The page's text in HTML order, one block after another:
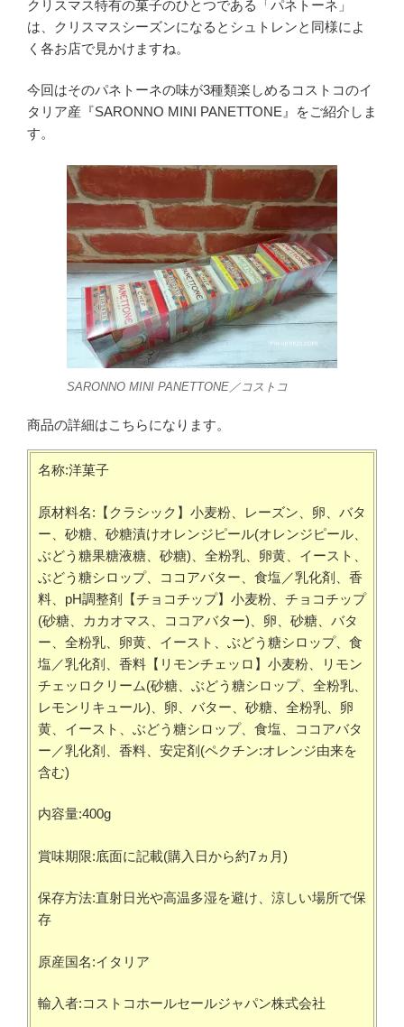
クリスマス特有の菓子のひとつである「パネトーネ」
は、クリスマスシーズンになるとシュトレンと同様によ
く各お店で見かけますね。
今回はそのパネトーネの味が3種類楽しめるコストコのイ
タリア産『SARONNO MINI PANETTONE』をご紹介しま
す。
SARONNO MINI PANETTONE／コストコ
商品の詳細はこちらになります。
名称:洋菓子
原材料名:【クラシック】小麦粉、レーズン、卵、バタ
ー、砂糖、砂糖漬けオレンジピール(オレンジピール、
ぶどう糖果糖液糖、砂糖)、全粉乳、卵黄、イースト、
ぶどう糖シロップ、ココアバター、食塩／乳化剤、香
料、pH調整剤【チョコチップ】小麦粉、チョコチップ
(砂糖、カカオマス、ココアバター)、卵、砂糖、バタ
ー、全粉乳、卵黄、イースト、ぶどう糖シロップ、食
塩／乳化剤、香料【リモンチェッロ】小麦粉、リモン
チェッロクリーム(砂糖、ぶどう糖シロップ、全粉乳、
レモンリキュール)、卵、バター、砂糖、全粉乳、卵
黄、イースト、ぶどう糖シロップ、食塩、ココアバタ
ー／乳化剤、香料、安定剤(ペクチン:オレンジ由来を
含む)
内容量:400g
賞味期限:底面に記載(購入日から約7ヵ月)
保存方法:直射日光や高温多湿を避け、涼しい場所で保
存
原産国名:イタリア
輸入者:コストコホールセールジャパン株式会社